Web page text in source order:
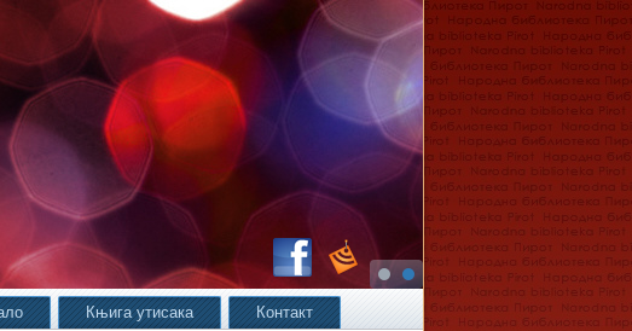
Књига утисака
Контакт